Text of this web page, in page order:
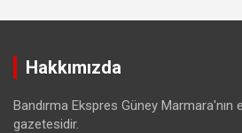
Hakkımızda
Bandırma Ekspres Güney Marmara'nın
gazetesidir.